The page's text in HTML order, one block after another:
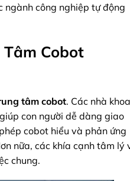
ngành công nghiệp tự động
Tâm Cobot
tâm cobot. Các nhà khoa
con người dễ dàng giao
cobot hiểu và phản ứng
nữa, các khía cạnh tâm lý
chung.